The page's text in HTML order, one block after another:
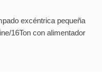
excéntrica pequeña
16Ton con alimentador